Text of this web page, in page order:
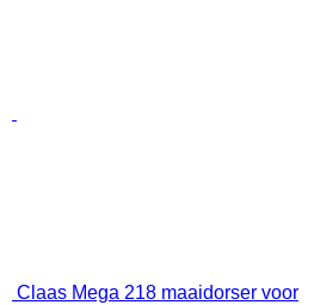
Claas Mega 218 maaidorser voor